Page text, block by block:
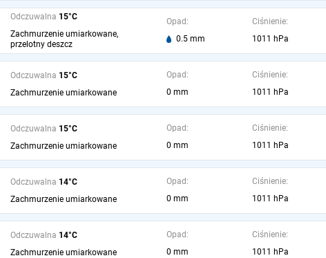
Odczuwalna 15°C
Zachmurzenie umiarkowane,
przelotny deszcz
Opad:
0.5 mm
Ciśnienie:
1011 hPa
Odczuwalna 15°C
Zachmurzenie umiarkowane
Opad:
0 mm
Ciśnienie:
1011 hPa
Odczuwalna 15°C
Zachmurzenie umiarkowane
Opad:
0 mm
Ciśnienie:
1011 hPa
Odczuwalna 14°C
Zachmurzenie umiarkowane
Opad:
0 mm
Ciśnienie:
1011 hPa
Odczuwalna 14°C
Zachmurzenie umiarkowane
Opad:
0 mm
Ciśnienie:
1011 hPa